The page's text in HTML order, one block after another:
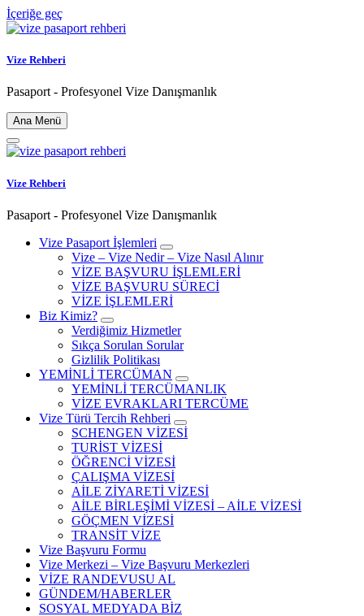
İçeriğe geç
Vize Rehberi
Pasaport - Profesyonel Vize Danışmanlık
Ana Menü
Vize Rehberi
Pasaport - Profesyonel Vize Danışmanlık
Vize Pasaport İşlemleri
Vize – Vize Nedir – Vize Nasıl Alınır
VİZE BAŞVURU İŞLEMLERİ
VİZE BAŞVURU SÜRECİ
VİZE İŞLEMLERİ
Biz Kimiz?
Verdiğimiz Hizmetler
Sıkça Sorulan Sorular
Gizlilik Politikası
YEMİNLİ TERCÜMAN
YEMİNLİ TERCÜMANLIK
VİZE EVRAKLARI TERCÜME
Vize Türü Tercih Rehberi
SCHENGEN VİZESİ
TURİST VİZESİ
ÖĞRENCİ VİZESİ
ÇALIŞMA VİZESİ
AİLE ZİYARETİ VİZESİ
AİLE BİRLEŞİMİ VİZESİ – AİLE VİZESİ
GÖÇMEN VİZESİ
TRANSİT VİZE
Vize Başvuru Formu
Vize Merkezi – Vize Başvuru Merkezleri
VİZE RANDEVUSU AL
GÜNDEM/HABERLER
SOSYAL MEDYADA BİZ